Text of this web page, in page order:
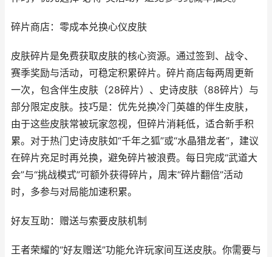
碎片商店：零成本兑换心仪皮肤
皮肤碎片是免费获取皮肤的核心资源。通过签到、战令、
赛季奖励与活动，可稳定积累碎片。碎片商店每两周更新
一次，包含伴生皮肤（28碎片）、史诗皮肤（88碎片）与
部分限定皮肤。技巧是：优先兑换冷门英雄的伴生皮肤，
由于这些皮肤常被玩家忽视，但碎片消耗低，适合新手积
累。对于热门史诗皮肤如“千年之狐”或“水晶猎龙者”，建议
在碎片充足时再兑换，避免碎片被浪费。每日完成“武道大
会”与“挑战模式”可额外获得碎片，周末“碎片翻倍”活动
时，多参与对局能加速积累。
好友互助：赠送与索要皮肤机制
王者荣耀的“好友赠送”功能允许玩家间互送皮肤。你需要与